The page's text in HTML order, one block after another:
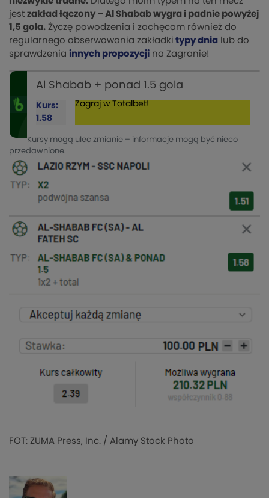
jest zakład łączony – Al Shabab wygra i padnie powyżej
1,5 gola. Życzę powodzenia i zachęcam również do
regularnego obserwowania zakładki typy dnia lub do
sprawdzenia innych propozycji na Zagranie!
Al Shabab + ponad 1.5 gola
Kurs:
1.58
Zagraj w Totalbet!
Kursy mogą ulec zmianie – informacje mogą być nieco
przedawnione.
FOT: ZUMA Press, Inc. / Alamy Stock Photo